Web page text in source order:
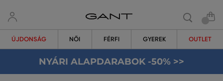
ÚJDONSÁG NŐI FÉRFI GYEREK OUTLET
NYÁRI ALAPDARABOK -50% >>